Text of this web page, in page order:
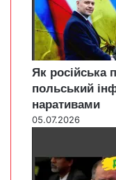
Як російська
польський
наративами
05.07.2026